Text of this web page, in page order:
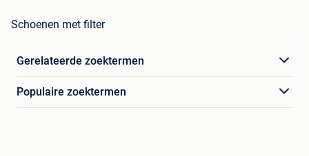
Schoenen met filter
Gerelateerde zoektermen
Populaire zoektermen